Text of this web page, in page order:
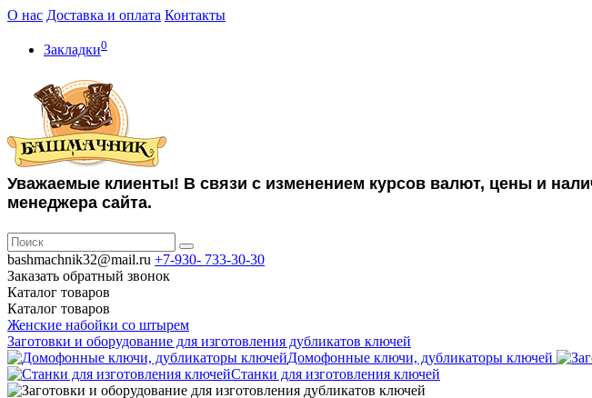
О нас Доставка и оплата Контакты
Закладки0
Уважаемые клиенты! В связи с изменением курсов валют, цены и
менеджера сайта.
bashmachnik32@mail.ru +7-930- 733-30-30
Заказать обратный звонок
Каталог товаров
Каталог товаров
Женские набойки со штырем
Заготовки и оборудование для изготовления дубликатов ключей
Домофонные ключи, дубликаторы ключей
Станки для изготовления ключей